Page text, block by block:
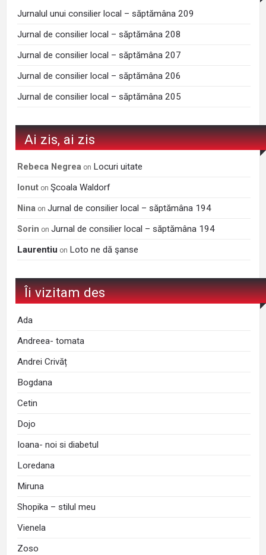
Jurnalul unui consilier local – săptămâna 209
Jurnal de consilier local – săptămâna 208
Jurnal de consilier local – săptămâna 207
Jurnal de consilier local – săptămâna 206
Jurnal de consilier local – săptămâna 205
Ai zis, ai zis
Rebeca Negrea on Locuri uitate
Ionut onŞcoala Waldorf
Nina onJurnal de consilier local – săptămâna 194
Sorin onJurnal de consilier local – săptămâna 194
Laurentiu on Loto ne dă şanse
Îi vizitam des
Ada
Andreea- tomata
Andrei Crivăț
Bogdana
Cetin
Dojo
Ioana- noi si diabetul
Loredana
Miruna
Shopika – stilul meu
Vienela
Zoso